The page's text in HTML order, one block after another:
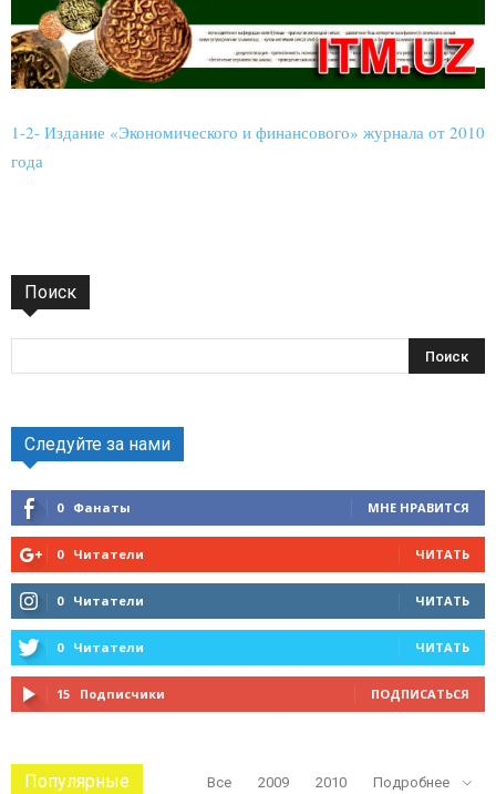
1-2- Издание «Экономического и финансового» журнала от 2010
года
Поиск
Следуйте за нами
0 Фанаты МНЕ НРАВИТСЯ
0 Читатели ЧИТАТЬ
0 Читатели ЧИТАТЬ
0 Читатели ЧИТАТЬ
15 Подписчики ПОДПИСАТЬСЯ
Популярные Все 2009 2010 Подробнее